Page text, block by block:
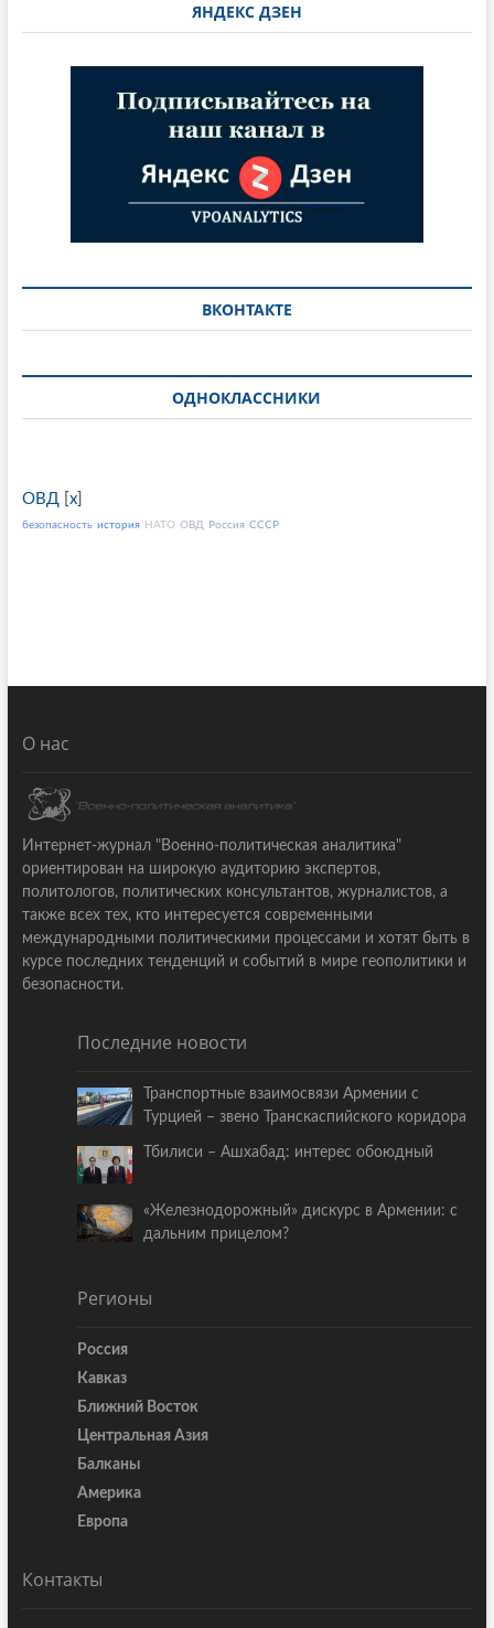
ЯНДЕКС ДЗЕН
ВКОНТАКТЕ
ОДНОКЛАССНИКИ
ОВД[ x]
безопасность история НАТО ОВД Россия СССР
О нас
Интернет-журнал "Военно-политическая аналитика"
ориентирован на широкую аудиторию экспертов,
политологов, политических консультантов, журналистов, а
также всех тех, кто интересуется современными
международными политическими процессами и хотят быть в
курсе последних тенденций и событий в мире геополитики и
безопасности.
Последние новости
Транспортные взаимосвязи Армении с
Турцией – звено Транскаспийского коридора
Тбилиси – Ашхабад: интерес обоюдный
«Железнодорожный» дискурс в Армении: с
дальним прицелом?
Регионы
Россия
Кавказ
Ближний Восток
Центральная Азия
Балканы
Америка
Европа
Контакты